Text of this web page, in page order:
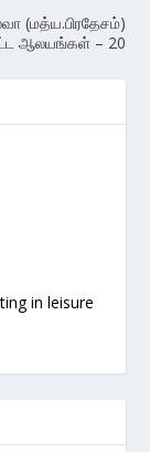
(மத்ய.பிரதேசம்)
ஆலயங்கள் – 20
in leisure